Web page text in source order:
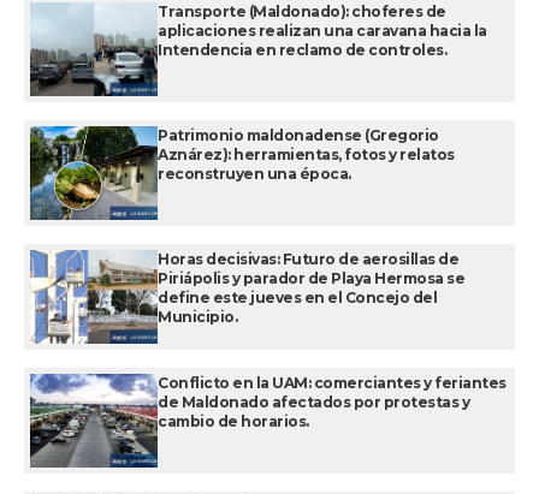
Transporte (Maldonado): choferes de
aplicaciones realizan una caravana hacia la
Intendencia en reclamo de controles.
Patrimonio maldonadense (Gregorio
Aznárez): herramientas, fotos y relatos
reconstruyen una época.
Horas decisivas: Futuro de aerosillas de
Piriápolis y parador de Playa Hermosa se
define este jueves en el Concejo del
Municipio.
Conflicto en la UAM: comerciantes y feriantes
de Maldonado afectados por protestas y
cambio de horarios.